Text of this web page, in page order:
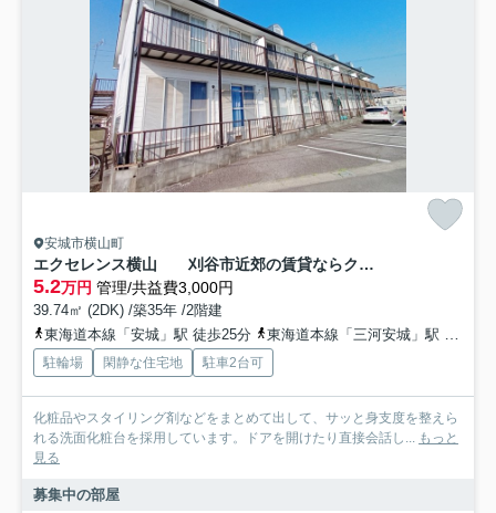
安城市横山町
エクセレンス横山 刈谷市近郊の賃貸ならクラスホーム刈谷店
5.2万円 管理/共益費3,000円
39.74㎡ (2DK) /築35年 /2階建
東海道本線「安城」駅 徒歩25分
東海道本線「三河安城」駅 徒歩29分
駐輪場 閑静な住宅地 駐車2台可
化粧品やスタイリング剤などをまとめて出して、サッと身支度を整えら
れる洗面化粧台を採用しています。ドアを開けたり直接会話し...
もっと
見る
募集中の部屋